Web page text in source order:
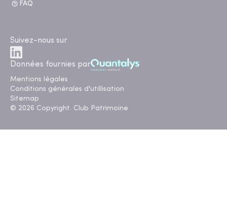
FAQ
Suivez-nous sur
Données fournies par
Mentions légales
Conditions générales d'utillisation
Sitemap
© 2026 Copyright. Club Patrimoine